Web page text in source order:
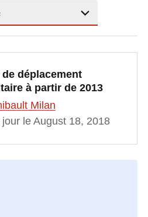
de déplacement
à partir de 2013
Milan
jour le August 18, 2018